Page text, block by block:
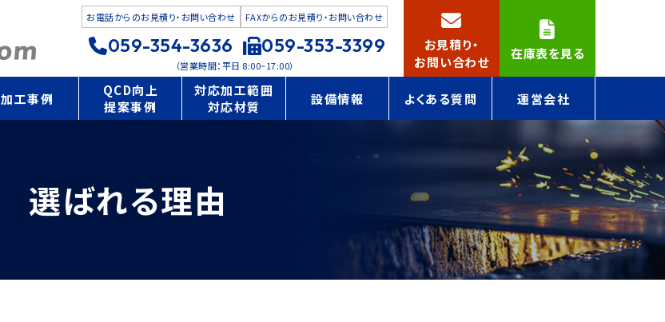
お電話からのお見積り・ お問い合わせ
059-354-3636
FAXからのお見積り・お問い合わせ
059-353-3399
（営業時間：平日 8:00~17:00）
お見積り・
お問い合わせ
在庫表を見る
加工事例
QCD向上
提案事例
対応加工範囲
対応材質
設備情報 よくある質問 運営会社
選ばれる理由